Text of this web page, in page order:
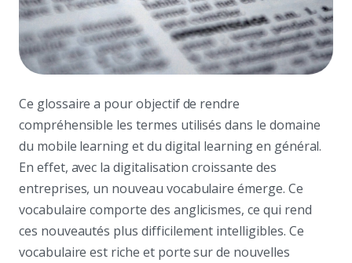
Ce glossaire a pour objectif de rendre
compréhensible les termes utilisés dans le domaine
du mobile learning et du digital learning en général.
En effet, avec la digitalisation croissante des
entreprises, un nouveau vocabulaire émerge. Ce
vocabulaire comporte des anglicismes, ce qui rend
ces nouveautés plus difficilement intelligibles. Ce
vocabulaire est riche et porte sur de nouvelles